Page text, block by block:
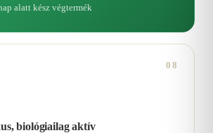
alatt kész végtermék
08
biológiailag aktív